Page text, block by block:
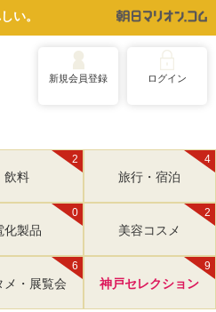
い。
新規会員登録 ログイン
2
飲料
4
旅行・宿泊
0
化製品
2
美容コスメ
6
メ・展覧会
9
神戸セレクション